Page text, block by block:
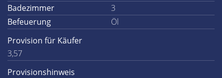
Badezimmer
3
Befeuerung
Öl
Provision für Käufer
3,57
Provisionshinweis